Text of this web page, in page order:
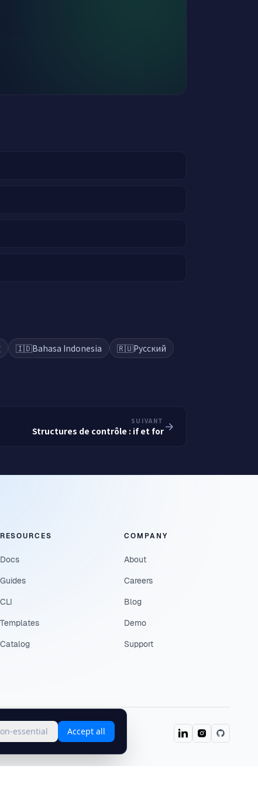
essential Accept all
🇮🇩Bahasa Indonesia 🇷🇺Русский
SUIVANT
Structures de contrôle : if et for
RESOURCES
Docs
Guides
CLI
Templates
Catalog
COMPANY
About
Careers
Blog
Demo
Support